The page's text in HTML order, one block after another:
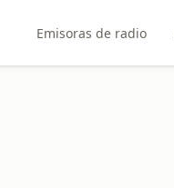
Emisoras de radio